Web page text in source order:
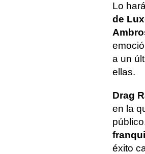
Lo
de
a un
ellas.
Drag
en la
éxito